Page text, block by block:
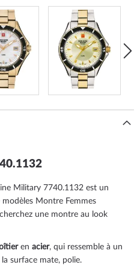
Military 7740.1132 est un
Montre Femmes
une montre au look
en acier, qui ressemble à un
surface mate, polie.